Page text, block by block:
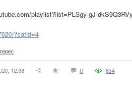
playlist?list=PLSgy-gJ-
?catid=4
12:38 0 634